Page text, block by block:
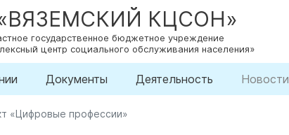
КЦСОН»
государственное бюджетное учреждение
центр социального обслуживания населения»
Документы Деятельность Новости
«Цифровые профессии»